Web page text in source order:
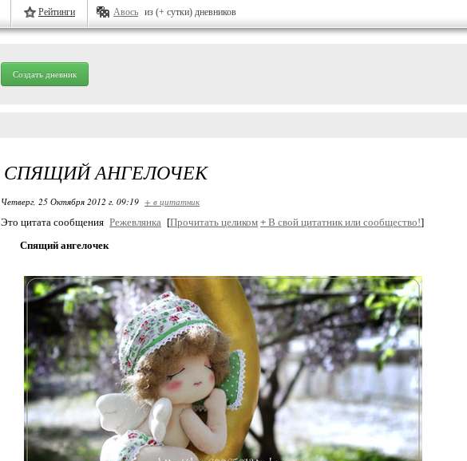
Рейтинги Авось из (+ сутки) дневников
Создать дневник
СПЯЩИЙ АНГЕЛОЧЕК
Четверг, 25 Октября 2012 г. 09:19 + в цитатник
Это цитата сообщения Режевлянка [Прочитать целиком + В свой цитатник или сообщество!]
Спящий ангелочек